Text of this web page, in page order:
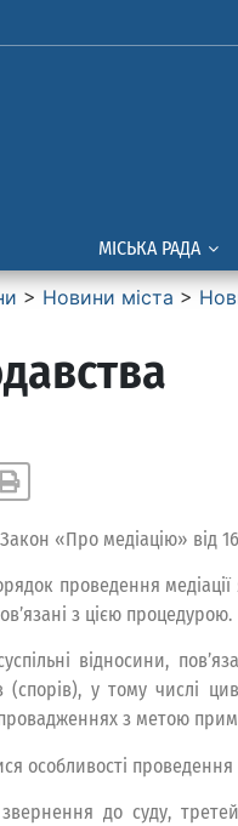
МІСЬКА РАДА
> Новини міста >
«Про медіацію» від
проведення
з цією процедурою.
відносини,
у тому числі
з метою
особливості проведення
до суду,